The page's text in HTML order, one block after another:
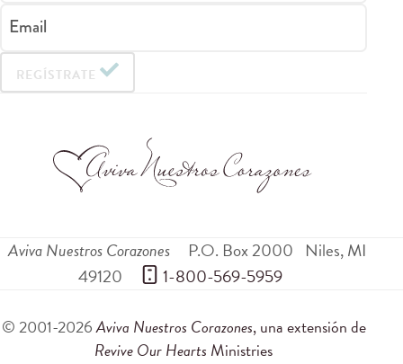
Email
REGÍSTRATE
Aviva Nuestros Corazones P.O. Box 2000 Niles,MI
49120
1-800-569-5959
© 2001-2026Aviva Nuestros Corazones, una extensión de
Revive Our Hearts Ministries